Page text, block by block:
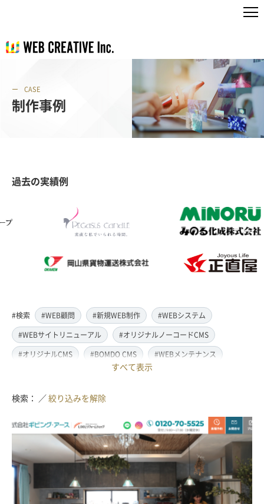
CASE
制作事例
過去の実績例
#検索 #WEB顧問 #新規WEB制作
#WEBシステム
#WEBサイトリニューアル
#オリジナルノーコードCMS
#オリジナルCMS
#BOMDO CMS
#WEBメンテナンス
#レスポンシブ対応
#翻訳・多言語対応
#情報管理システム
#取材・ライティング
#写真撮影
#動画制作(撮影・編集)
#ドローン撮影(空撮)
#イラスト制作
#アクセス解析・SEO対策
#名刺・パンフレット制作
#販促・ノベルティーグッズ制作
#ロゴマークデザイン
すべて表示
検索： ／絞り込みを解除